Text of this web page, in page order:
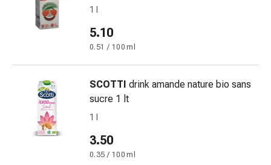
Calze
compressive
Circolazione
sanguigna
Cessazione
fumo
Vene
1 l
5.10
0.51 / 100 ml
SCOTTI drink amande nature bio sans
sucre 1 lt
1 l
3.50
0.35 / 100 ml